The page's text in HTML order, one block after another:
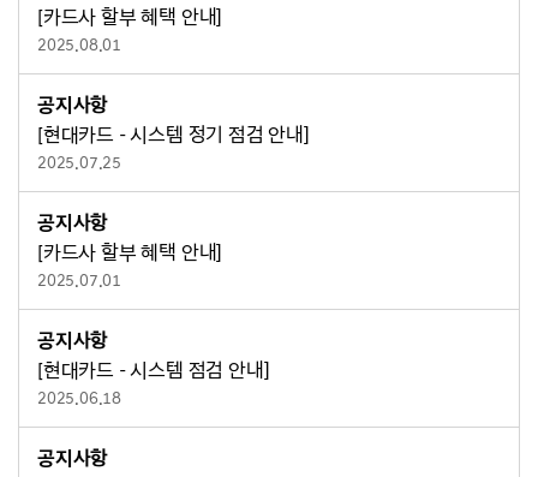
[카드사 할부 혜택 안내]
2025.08.01
공지사항
[현대카드 - 시스템 정기 점검 안내]
2025.07.25
공지사항
[카드사 할부 혜택 안내]
2025.07.01
공지사항
[현대카드 - 시스템 점검 안내]
2025.06.18
공지사항